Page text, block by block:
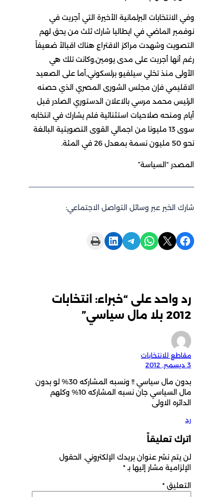
وفي الانتخابات البرلمانية الأخيرة التي أجريت في
نوفمبر الماضي في ايطاليا شارك ثلث من يحق لهم
التصويت وشهدت مراكز الاقتراع هناك اقبالاً ضعيفاً
رغم أنها أجريت على مدى يومين,وكانت تلك هي
الأولى منذ تخلي سيلفيو برلسكوني,أما على الصعيد
الاقليمي فإن مجلس الشورى المصري الذي حصنه
الرئيس محمد مرسي بالاعلان الدستوري الصادر قبل
أيام ومنحه صلاحيات استثنائية فلم يشارك في انتخابه
سوى 13 مليونا من اجمالي القوى التصويتية البالغة
المصدر “السياسة”
شارك الخبر عبر وسائل التواصل الاجتماعي:
Share on X
Share on WhatsApp
Share on Telegram
Share on LinkedIn
Print this Page
رد واحد على “خبراء: انتخابات
2012 بلا مال سياسي”
مقاطع للانتخابات
بدون مال سياسي !! ونسبه المشاركه 30% لو بدون
مال السياسي جان نسبه المشاركه 10% وكلهم
الدائره الاولى
اترك تعليقاً
لن يتم نشر عنوان بريدك الإلكتروني. الحقول
الإلزامية مشار إليها بـ
*
التعليق*